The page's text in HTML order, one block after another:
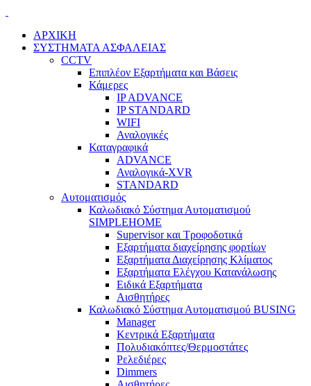
ΑΡΧΙΚΗ
ΣΥΣΤΗΜΑΤΑ ΑΣΦΑΛΕΙΑΣ
CCTV
Επιπλέον Εξαρτήματα και Βάσεις
Κάμερες
IP ADVANCE
IP STANDARD
WIFI
Αναλογικές
Καταγραφικά
ADVANCE
Αναλογικά-XVR
STANDARD
Αυτοματισμός
Καλωδιακό Σύστημα Αυτοματισμού
SIMPLEHOME
Supervisor και Τροφοδοτικά
Εξαρτήματα διαχείρησης φορτίων
Εξαρτήματα Διαχείρησης Κλίματος
Εξαρτήματα Ελέγχου Κατανάλωσης
Ειδικά Εξαρτήματα
Αισθητήρες
Καλωδιακό Σύστημα Αυτοματισμού BUSING
Manager
Κεντρικά Εξαρτήματα
Πολυδιακόπτες/Θερμοστάτες
Ρελεδιέρες
Dimmers